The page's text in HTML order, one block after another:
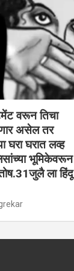
वरून तिचा
असेल तर
घरा घरात लव्ह
भूमिकेवरून
ला हिंदू